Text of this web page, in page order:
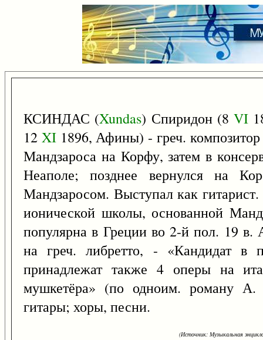
КСИНДАС (Xundas) Спиридон (8VI
12 XI1896, Афины) - греч.
Мандзароса на Корфу, затем в
Неаполе; позднее вернулся на
Мандзаросом. Выступал как
ионической школы, основанной
популярна в Греции во 2-й пол. 19 в.
на греч. либретто, - «Кандидат в
принадлежат также 4 оперы на
мушкетёра» (по одноим. роману
гитары; хоры, песни.
(Источник: Музыкальная